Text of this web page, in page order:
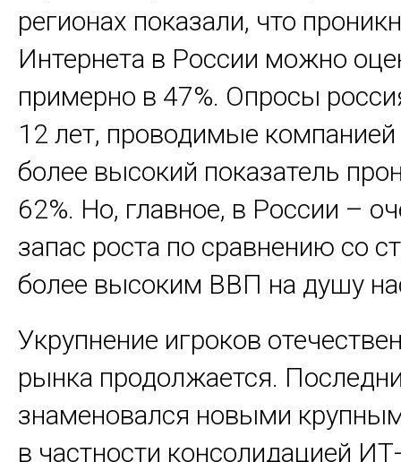
регионах показали, что
Интернета в России можно
примерно в 47%. Опросы
12 лет, проводимые
более высокий показатель
62%. Но, главное, в России –
запас роста по сравнению со
более высоким ВВП на душу
Укрупнение игроков
рынка продолжается.
знаменовался новыми
в частности консолидацией